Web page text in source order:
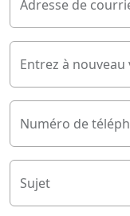
Adresse de
Entrez à
Numéro de
Sujet